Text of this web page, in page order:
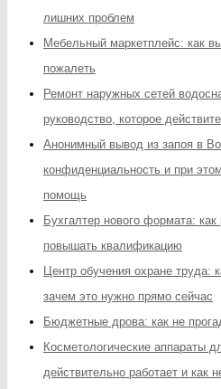
лишних проблем
Мебельный маркетплейс: как
пожалеть
Ремонт наружных сетей
руководство, которое
Анонимный вывод из запоя в
конфиденциальность и при
помощь
Бухгалтер нового формата:
повышать квалификацию
Центр обучения охране труда:
зачем это нужно прямо сейчас
Бюджетные дрова: как не
Косметологические аппараты
действительно работает и как